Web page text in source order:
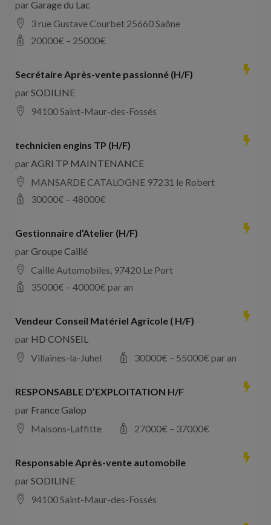
parGarage du Lac
3 rue Gustave Courbet 25660 Saône
20000€ – 25000€
Secrétaire Après-vente passionné (H/F)
parSODILINE
94100 Saint-Maur-des-Fossés
technicien engins TP (H/F)
parAGRI TP MAINTENANCE
MANSARDE CATALOGNE 97231 le Robert
30000€ – 48000€
Gestionnaire d’Atelier (H/F)
parGroupe Caillé
Caillé Automobiles, 97420 Le Port
35000€ – 40000€ par an
Vendeur Conseil Matériel Agricole ( H/F)
par HD CONSEIL
Villaines-la-Juhel
30000€ – 55000€ par an
RESPONSABLE D’EXPLOITATION H/F
par France Galop
Maisons-Laffitte
27000€ – 37000€
Responsable Après-vente automobile
parSODILINE
94100 Saint-Maur-des-Fossés